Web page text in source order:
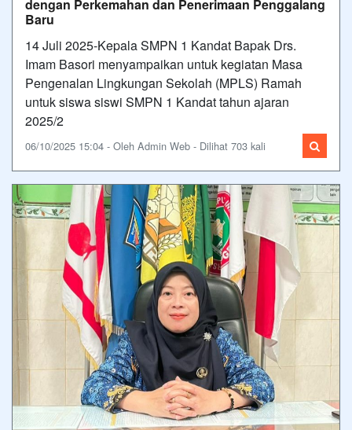
dengan Perkemahan dan Penerimaan Penggalang
Baru
14 Juli 2025-Kepala SMPN 1 Kandat Bapak Drs.
Imam Basori menyampaikan untuk kegiatan Masa
Pengenalan Lingkungan Sekolah (MPLS) Ramah
untuk siswa siswi SMPN 1 Kandat tahun ajaran
2025/2
06/10/2025 15:04 - Oleh Admin Web - Dilihat 703 kali